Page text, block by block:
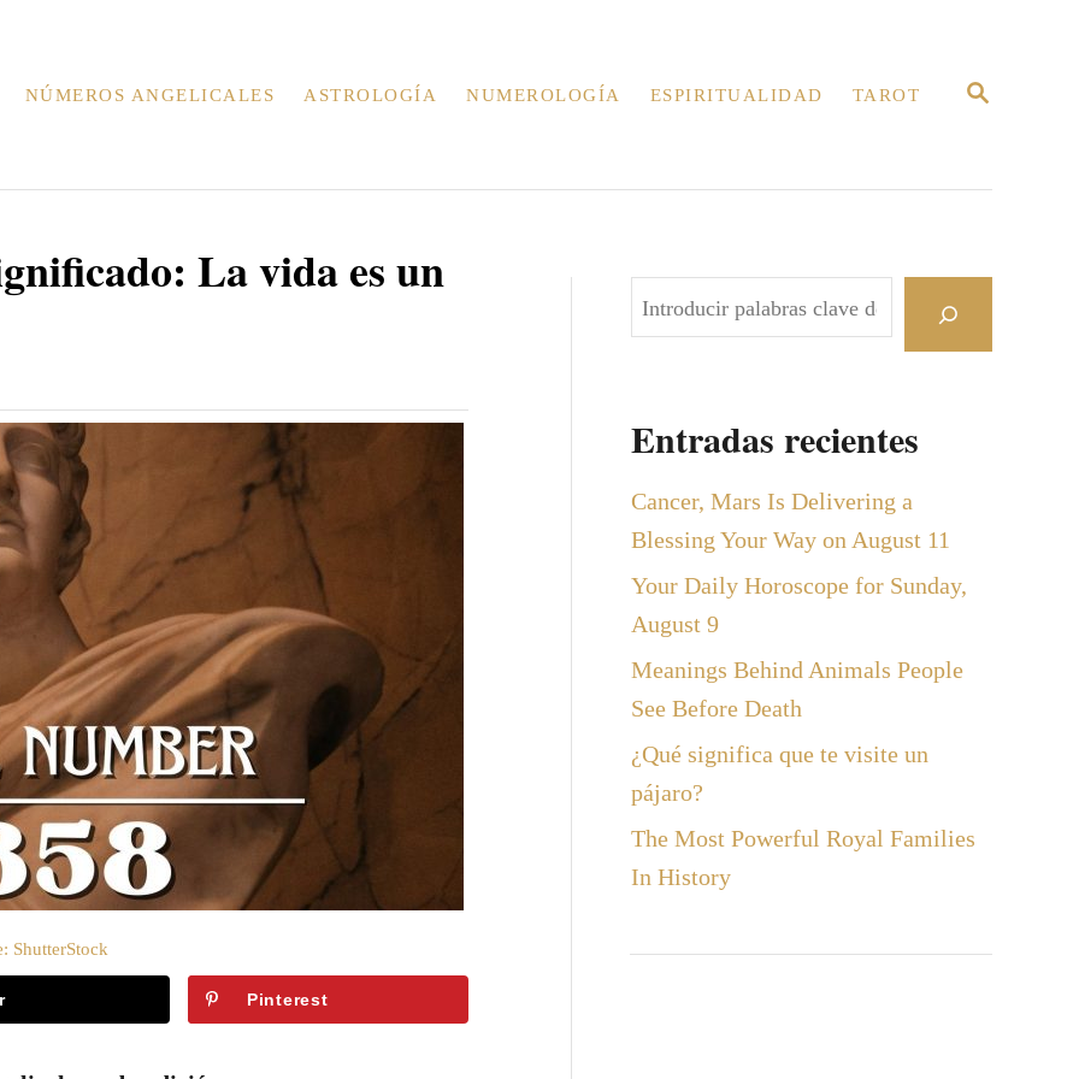
B
A
NÚMEROS ANGELICALES ASTROLOGÍA NUMEROLOGÍA ESPIRITUALIDAD TAROT
La vida es un
ShutterStock
Pinterest
B
u
a
r
Entradas recientes
Cancer, Mars Is Delivering a
Blessing Your Way on August 11
Your Daily Horoscope for Sunday,
August 9
Meanings Behind Animals People
See Before Death
¿Qué significa que te visite un
pájaro?
The Most Powerful Royal Families
In History